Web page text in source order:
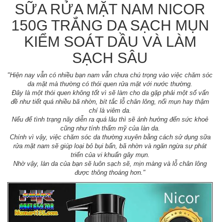
SỮA RỬA MẶT NAM NICOR
150G TRẮNG DA SẠCH MỤN
KIỂM SOÁT DẦU VÀ LÀM
SẠCH SÂU
"Hiện nay vẫn có nhiều bạn nam vẫn chưa chú trọng vào việc chăm sóc
da mặt mà thường có thói quen rửa mặt với nước thường.
Đây là một thói quen không tốt vì sẽ làm cho da gặp phải một số vấn
đề như tiết quá nhiều bã nhờn, bít tắc lỗ chân lông, nổi mụn hay thậm
chí là viêm da.
Nếu để tình trạng nãy diễn ra quá lâu thì sẽ ảnh hưởng đến sức khoẻ
cũng như tính thẩm mỹ của làn da.
Chính vì vậy, việc chăm sóc da thường xuyên bằng cách sử dụng sữa
rửa mặt nam sẽ giúp loại bỏ bụi bẩn, bã nhờn và ngăn ngừa sự phát
triển của vi khuẩn gây mụn.
Nhờ vậy, làn da của bạn sẽ luôn sạch sẽ, mịn màng và lỗ chân lông
được thông thoáng hơn."